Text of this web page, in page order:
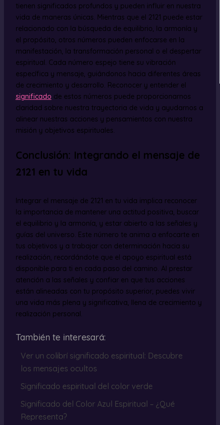
tienen significados profundos y pueden influir en nuestra
vida de maneras únicas. Mientras que el 2121 puede estar
relacionado con la búsqueda de equilibrio, la armonía y
el propósito, otros números pueden enfocarse en la
manifestación, la transformación personal o el despertar
espiritual. Cada número espejo tiene su vibración
específica y mensaje, guiándonos hacia diferentes áreas
de crecimiento y desarrollo. Reconocer y entender el
significado de estos números puede proporcionarnos
claridad sobre nuestra trayectoria de vida y ayudarnos a
alinear nuestras acciones y pensamientos con nuestra
misión y objetivos espirituales.
Conclusión: Integrando el mensaje de
2121 en tu vida
Integrar el mensaje de 2121 en tu vida implica reconocer
la importancia de mantener una actitud positiva, buscar
el equilibrio y la armonía, y estar abierto a las señales y
guías del universo. Este número te anima a enfocarte en
tus objetivos y a trabajar con determinación hacia su
realización, recordándote que el apoyo espiritual está
disponible para ti en cada paso del camino. Al prestar
atención a las señales y confiar en que tus acciones
están alineadas con tu propósito superior, puedes vivir
una vida más plena y significativa, llena de crecimiento y
realización personal.
También te interesará:
Ver un colibrí significado espiritual: Descubre
los mensajes ocultos
Significado espiritual del color verde
Significado del Color Azul Espiritual – ¿Qué
Representa?